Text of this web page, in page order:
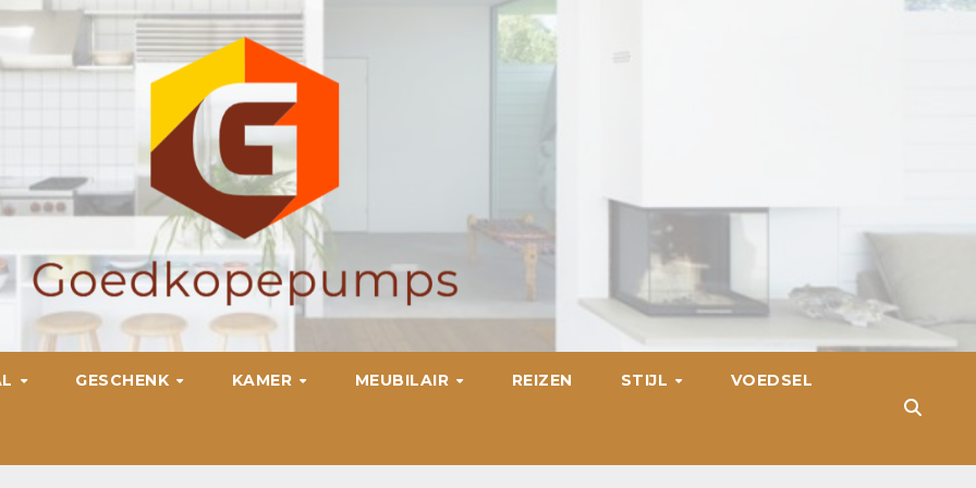
GESCHENK KAMER MEUBILAIR REIZEN STIJL VOEDSEL